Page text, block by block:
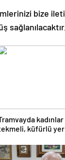
bize
kadınlar
küfürlü yer